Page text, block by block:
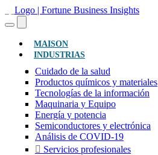
MAISON(ACTUAL)
INDUSTRIAS
Cuidado de la salud
Productos químicos y materiales
Tecnologías de la información
Maquinaria y Equipo
Energía y potencia
Semiconductores y electrónica
Análisis de COVID-19
Servicios profesionales